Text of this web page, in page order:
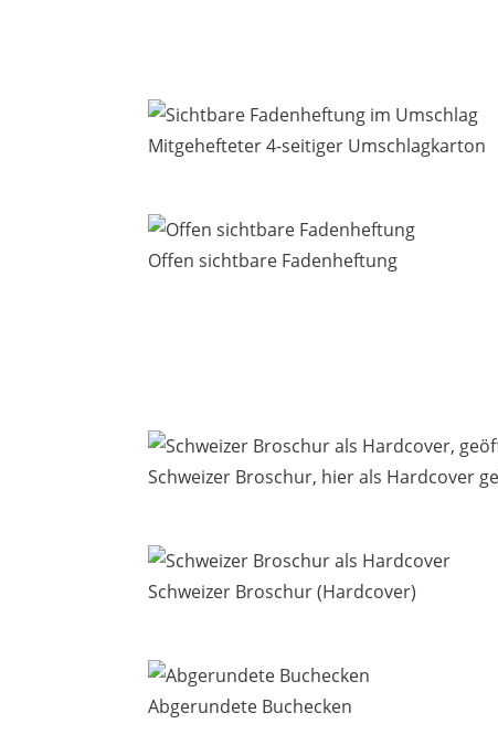
Mitgehefteter 4-seitiger Umschlagkarton
Offen sichtbare Fadenheftung
Schweizer Broschur, hier als Hardcover
Schweizer Broschur (Hardcover)
Abgerundete Buchecken